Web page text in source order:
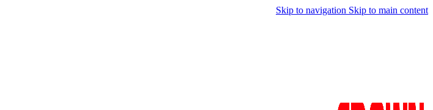
Skip to navigation Skip to main content